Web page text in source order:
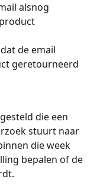
alsnog
de email
geretourneerd
die een
stuurt naar
die week
bepalen of de